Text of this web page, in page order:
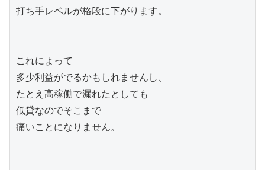
打ち手レベルが格段に下がります。
これによって
多少利益がでるかもしれませんし、
たとえ高稼働で漏れたとしても
低貸なのでそこまで
痛いことになりません。